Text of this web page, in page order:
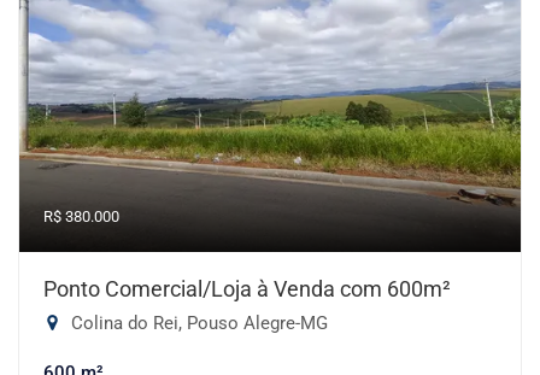
R$ 380.000
Ponto Comercial/Loja à Venda com 600m²
Colina do Rei, Pouso Alegre-MG